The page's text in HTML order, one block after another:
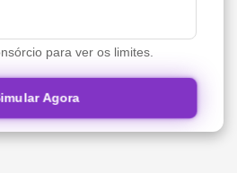
para ver os limites.
Agora